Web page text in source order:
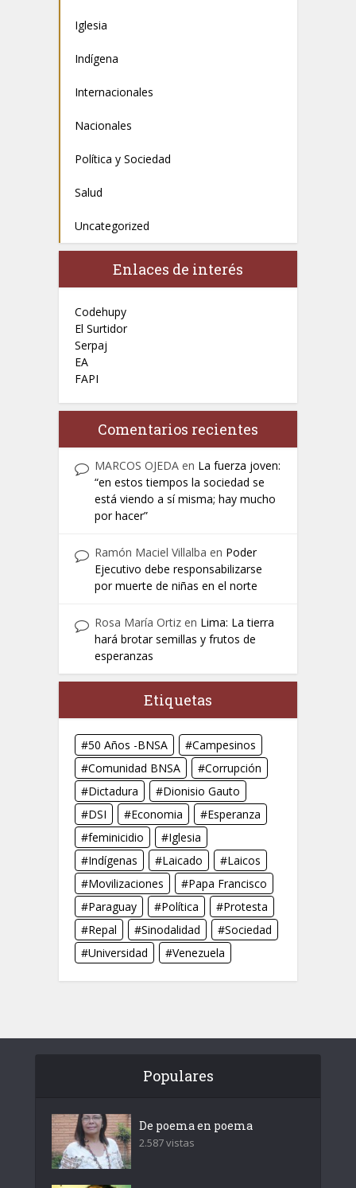
Iglesia
Indígena
Internacionales
Nacionales
Política y Sociedad
Salud
Uncategorized
Enlaces de interés
Codehupy
El Surtidor
Serpaj
EA
FAPI
Comentarios recientes
MARCOS OJEDA en La fuerza joven:
“en estos tiempos la sociedad se
está viendo a sí misma; hay mucho
por hacer”
Ramón Maciel Villalba en Poder
Ejecutivo debe responsabilizarse
por muerte de niñas en el norte
Rosa María Ortiz en Lima: La tierra
hará brotar semillas y frutos de
esperanzas
Etiquetas
50 Años -BNSA
Campesinos
Comunidad BNSA
Corrupción
Dictadura
Dionisio Gauto
DSI
Economia
Esperanza
feminicidio
Iglesia
Indígenas
Laicado
Laicos
Movilizaciones
Papa Francisco
Paraguay
Política
Protesta
Repal
Sinodalidad
Sociedad
Universidad
Venezuela
Populares
De poema en poema
2.587 vistas